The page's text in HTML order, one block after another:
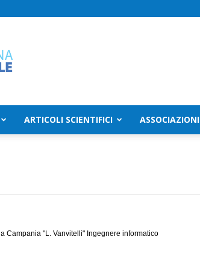
ARTICOLI SCIENTIFICI ASSOCIAZIONI
Campania "L. Vanvitelli" Ingegnere informatico